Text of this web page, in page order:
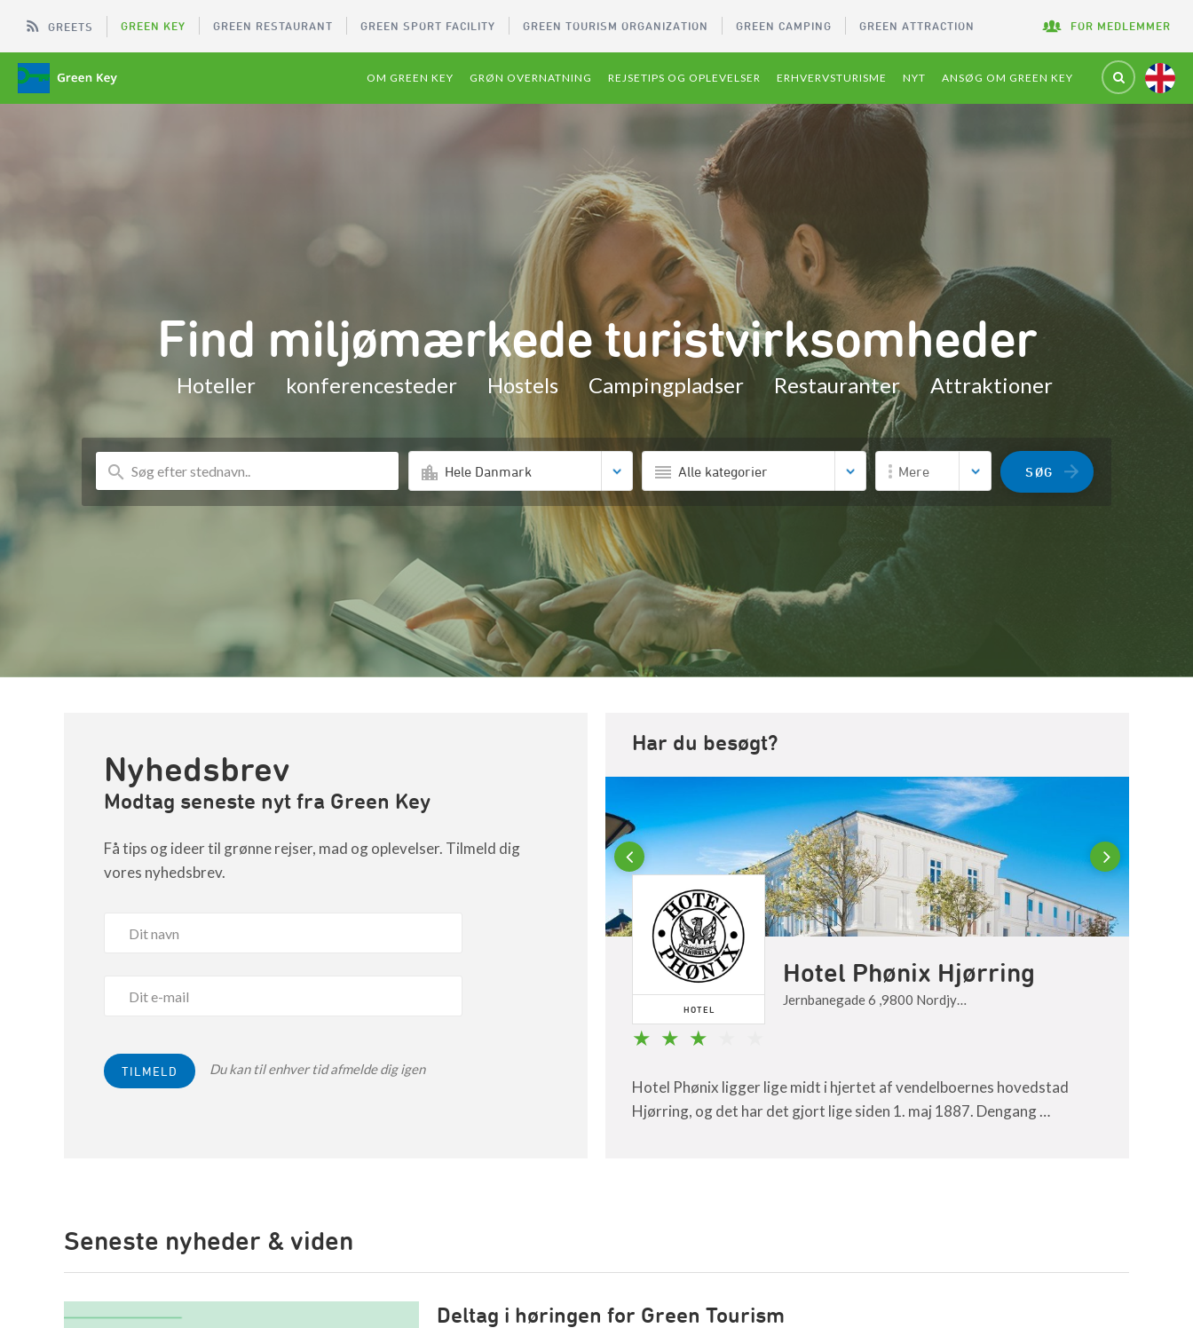
GREETS GREEN KEY GREEN RESTAURANT GREEN SPORT FACILITY GREEN TOURISM ORGANIZATION GREEN CAMPING GREEN ATTRACTION FOR MEDLEMMER
OM GREEN KEY GRØN OVERNATNING REJSETIPS OG OPLEVELSER ERHVERVSTURISME NYT ANSØG OM GREEN KEY
Find miljømærkede turistvirksomheder
Hoteller konferencesteder Hostels Campingpladser Restauranter Attraktioner
Hele Danmark Alle kategorier Mere SØG
Nyhedsbrev
Modtag seneste nyt fra Green Key
Få tips og ideer til grønne rejser, mad og oplevelser. Tilmeld dig
vores nyhedsbrev.
Du kan til enhver tid afmelde dig igen
Har du besøgt?
Previous
CABINN-konceptet
HOTEL
Hotel Phønix Hjørring
Jernbanegade 6 ,9800 Nordjy…
Hotel Phønix ligger lige midt i hjertet af vendelboernes hovedstad
Hjørring, og det har det gjort lige siden 1. maj 1887. Dengang …
Next
Seneste nyheder & viden
Deltag i høringen for Green Tourism